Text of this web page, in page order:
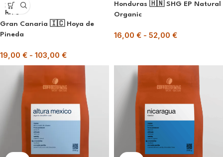
ESAU
RITO
Gran Canaria 🇮🇨 Hoya de
Pineda
19,00 € - 103,00 €
Honduras 🇭🇳 SHG EP Natural
Organic
16,00 € - 52,00 €